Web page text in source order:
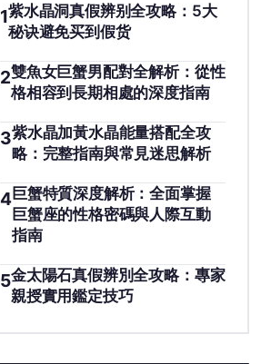
1紫水晶洞真假辨别全攻略：5大
秘诀避免买到假货
2雙魚女巨蟹男配對全解析：從性
格相容到長期相處的深度指南
3紫水晶加黃水晶能量搭配全攻
略：完整指南與常見迷思解析
4巨蟹特質深度解析：全面掌握
巨蟹座的性格密碼與人際互動
指南
5金太陽石真假辨別全攻略：專家
親授實用鑑定技巧